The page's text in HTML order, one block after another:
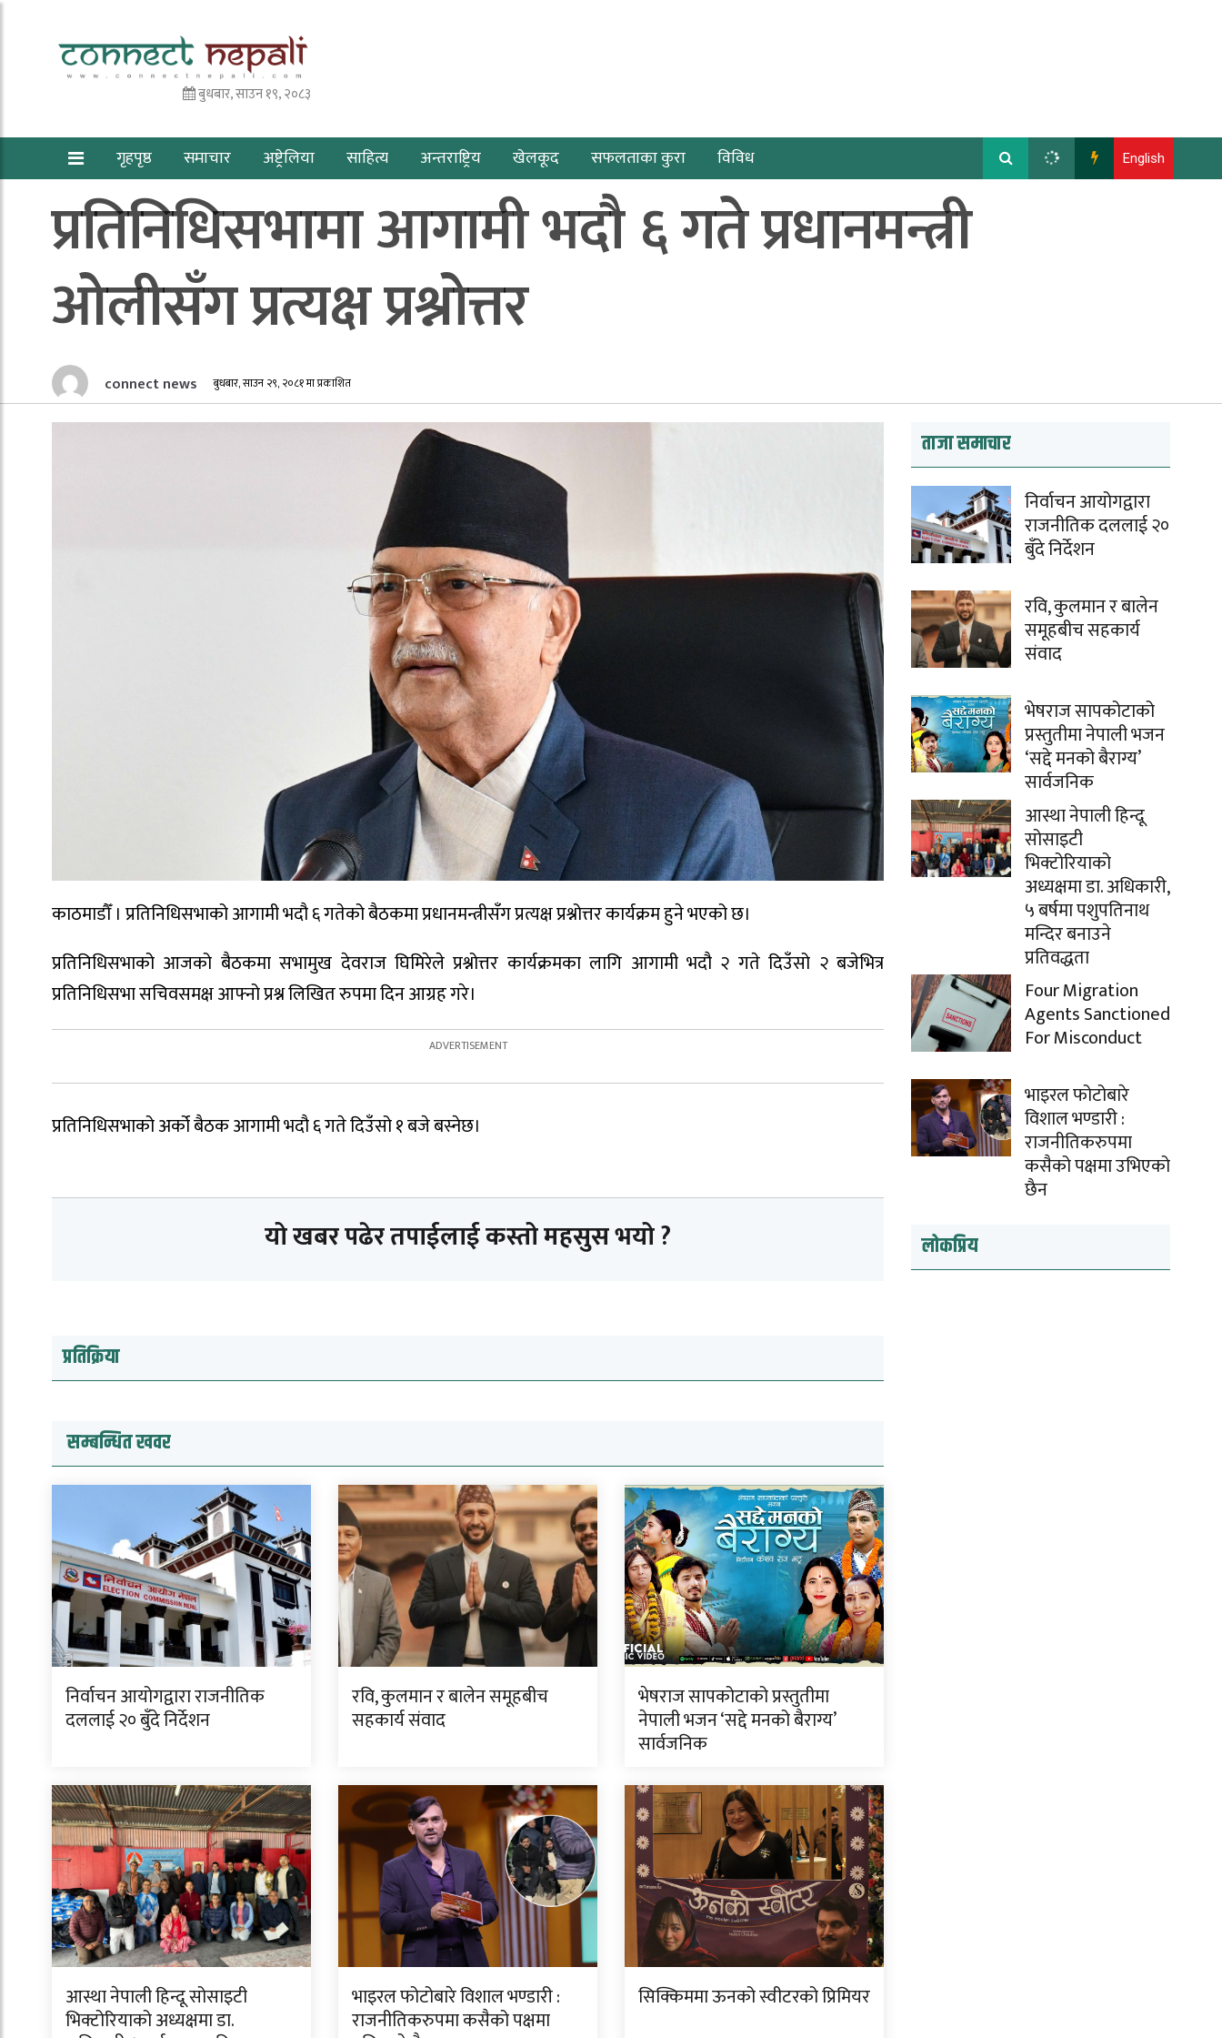
बुधबार, साउन १९, २०८३
गृहपृष्ठ समाचार अष्ट्रेलिया साहित्य अन्तराष्ट्रिय खेलकूद सफलताका कुरा विविध English
प्रतिनिधिसभामा आगामी भदौ ६ गते प्रधानमन्त्री
ओलीसँग प्रत्यक्ष प्रश्नोत्तर
connect news बुधबार, साउन २९, २०८१ मा प्रकाशित
काठमाडौँ । प्रतिनिधिसभाको आगामी भदौ ६ गतेको बैठकमा प्रधानमन्त्रीसँग प्रत्यक्ष प्रश्नोत्तर कार्यक्रम हुने भएको छ।
प्रतिनिधिसभाको आजको बैठकमा सभामुख देवराज घिमिरेले प्रश्नोत्तर कार्यक्रमका लागि आगामी भदौ २ गते दिउँसो २ बजेभित्र
प्रतिनिधिसभा सचिवसमक्ष आफ्नो प्रश्न लिखित रुपमा दिन आग्रह गरे।
प्रतिनिधिसभाको अर्को बैठक आगामी भदौ ६ गते दिउँसो १ बजे बस्नेछ।
यो खबर पढेर तपाईलाई कस्तो महसुस भयो ?
प्रतिक्रिया
सम्बन्धित खवर
निर्वाचन आयोगद्वारा राजनीतिक
दललाई २० बुँदे निर्देशन
रवि, कुलमान र बालेन समूहबीच
सहकार्य संवाद
भेषराज सापकोटाको प्रस्तुतीमा
नेपाली भजन ‘सद्दे मनको बैराग्य’
सार्वजनिक
आस्था नेपाली हिन्दू सोसाइटी
भिक्टोरियाको अध्यक्षमा डा.
भाइरल फोटोबारे विशाल भण्डारी :
राजनीतिकरुपमा कसैको पक्षमा
सिक्किममा ऊनको स्वीटरको प्रिमियर
ताजा समाचार
निर्वाचन आयोगद्वारा
राजनीतिक दललाई २०
बुँदे निर्देशन
रवि, कुलमान र बालेन
समूहबीच सहकार्य
संवाद
भेषराज सापकोटाको
प्रस्तुतीमा नेपाली भजन
‘सद्दे मनको बैराग्य’
सार्वजनिक
आस्था नेपाली हिन्दू
सोसाइटी
भिक्टोरियाको
अध्यक्षमा डा. अधिकारी,
५ बर्षमा पशुपतिनाथ
मन्दिर बनाउने
प्रतिवद्धता
Four Migration
Agents Sanctioned
For Misconduct
भाइरल फोटोबारे
विशाल भण्डारी :
राजनीतिकरुपमा
कसैको पक्षमा उभिएको
छैन
लोकप्रिय